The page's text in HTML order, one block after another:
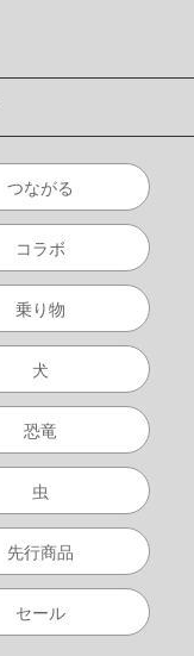
つながる
コラボ
乗り物
犬
恐竜
虫
先行商品
セール